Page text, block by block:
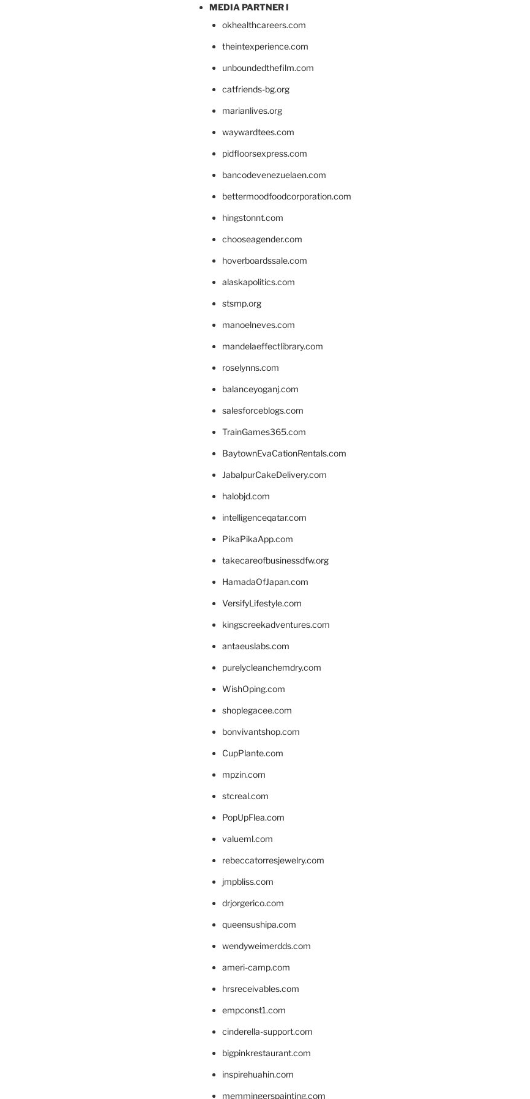
MEDIA PARTNER I
okhealthcareers.com
theintexperience.com
unboundedthefilm.com
catfriends-bg.org
marianlives.org
waywardtees.com
pidfloorsexpress.com
bancodevenezuelaen.com
bettermoodfoodcorporation.com
hingstonnt.com
chooseagender.com
hoverboardssale.com
alaskapolitics.com
stsmp.org
manoelneves.com
mandelaeffectlibrary.com
roselynns.com
balanceyoganj.com
salesforceblogs.com
TrainGames365.com
BaytownEvaCationRentals.com
JabalpurCakeDelivery.com
halobjd.com
intelligenceqatar.com
PikaPikaApp.com
takecareofbusinessdfw.org
HamadaOfJapan.com
VersifyLifestyle.com
kingscreekadventures.com
antaeuslabs.com
purelycleanchemdry.com
WishOping.com
shoplegacee.com
bonvivantshop.com
CupPlante.com
mpzin.com
stcreal.com
PopUpFlea.com
valueml.com
rebeccatorresjewelry.com
jmpbliss.com
drjorgerico.com
queensushipa.com
wendyweimerdds.com
ameri-camp.com
hrsreceivables.com
empconst1.com
cinderella-support.com
bigpinkrestaurant.com
inspirehuahin.com
memmingerspainting.com